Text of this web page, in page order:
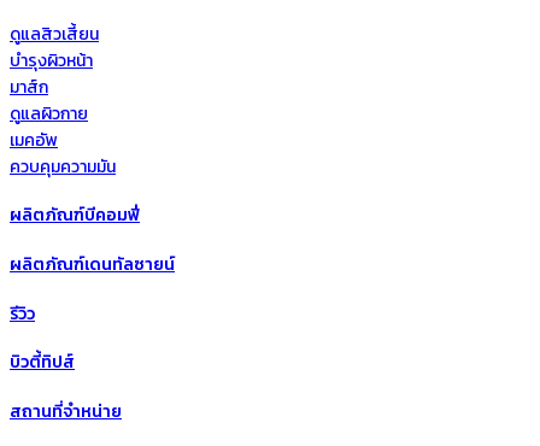
ดูแลสิวเสี้ยน
บำรุงผิวหน้า
มาส์ก
ดูแลผิวกาย
เมคอัพ
ควบคุมความมัน
ผลิตภัณฑ์บีคอมฟี่
ผลิตภัณฑ์เดนทัลซายน์
รีวิว
บิวตี้ทิปส์
สถานที่จำหน่าย